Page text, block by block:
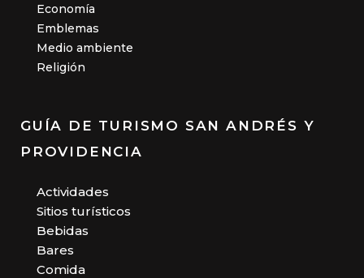
Economía
Emblemas
Medio ambiente
Religión
GUÍA DE TURISMO SAN ANDRÉS Y
PROVIDENCIA
Actividades
Sitios turísticos
Bebidas
Bares
Comida